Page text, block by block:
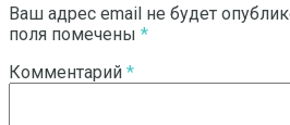
Ваш адрес email не будет
поля помечены *
Комментарий *